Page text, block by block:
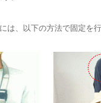
は、以下の方法で固定を